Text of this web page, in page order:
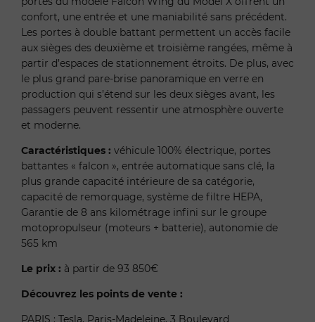
confort, une entrée et une maniabilité sans précédent.
Les portes à double battant permettent un accès facile
aux sièges des deuxième et troisième rangées, même à
partir d’espaces de stationnement étroits. De plus, avec
le plus grand pare-brise panoramique en verre en
production qui s’étend sur les deux sièges avant, les
passagers peuvent ressentir une atmosphère ouverte
et moderne.
Caractéristiques : véhicule 100% électrique, portes
battantes « falcon », entrée automatique sans clé, la
plus grande capacité intérieure de sa catégorie,
capacité de remorquage, système de filtre HEPA,
Garantie de 8 ans kilométrage infini sur le groupe
motopropulseur (moteurs + batterie), autonomie de
565 km
Le prix : à partir de 93 850€
Découvrez les points de vente :
PARIS : Tesla, Paris-Madeleine, 3 Boulevard